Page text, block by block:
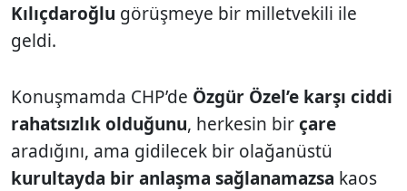
Kılıçdaroğlu görüşmeye bir milletvekili ile
geldi.
Konuşmamda CHP’de Özgür Özel’e karşı ciddi
rahatsızlık olduğunu, herkesin birçare
aradığını, ama gidilecek bir olağanüstü
kurultayda bir anlaşma sağlanamazsa kaos